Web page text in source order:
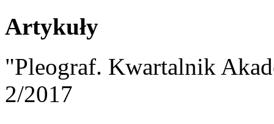
Artykuły
"Pleograf. Kwartalnik
2/2017